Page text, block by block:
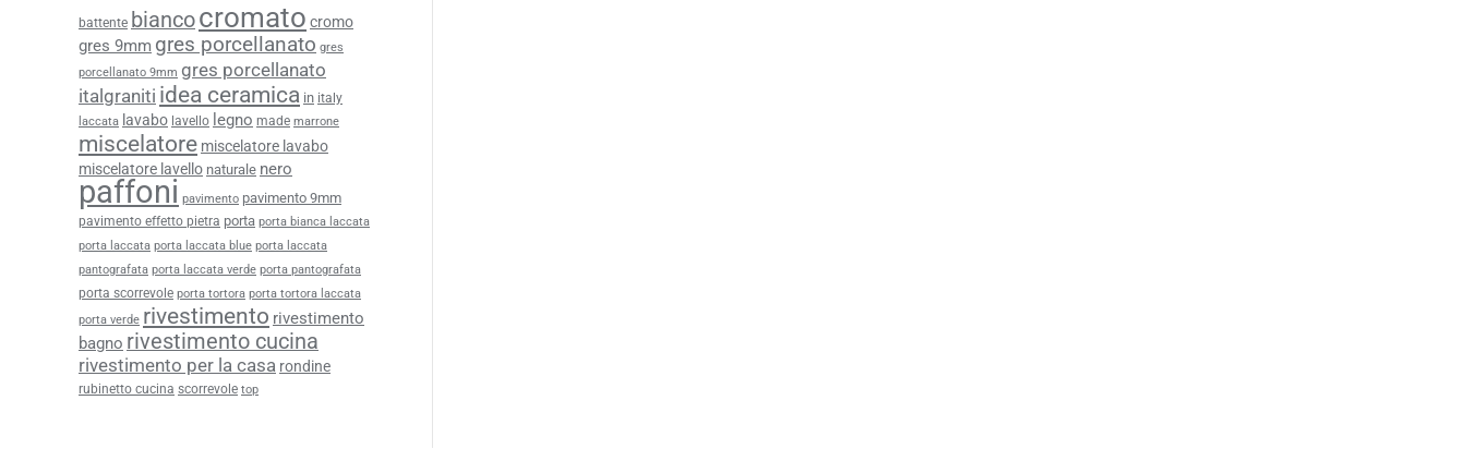
battente biancocromato cromo
gres 9mm gres porcellanato gres
porcellanato 9mm gres porcellanato
italgraniti idea ceramica in italy
laccata lavabo lavello legno made marrone
miscelatore miscelatore lavabo
miscelatore lavello naturale nero
paffoni pavimento pavimento 9mm
pavimento effetto pietra porta porta bianca laccata
porta laccata porta laccata blue porta laccata
pantografata porta laccata verde porta pantografata
porta scorrevole porta tortora porta tortora laccata
porta verde rivestimento rivestimento
bagno rivestimento cucina
rivestimento per la casa rondine
rubinetto cucina scorrevole top